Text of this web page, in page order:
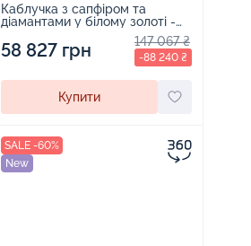
Каблучка з сапфіром та
діамантами у білому золоті -
58 827 грн 147 067 ₴
-88 240 ₴
Купити
SALE -60%
New